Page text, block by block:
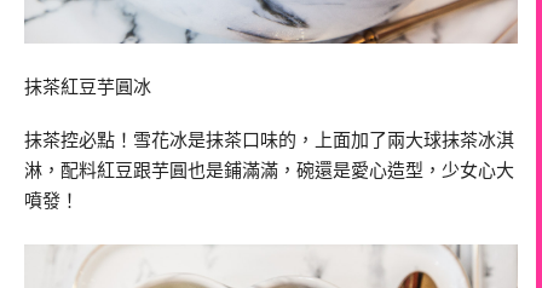
抹茶紅豆芋圓冰
抹茶控必點！雪花冰是抹茶口味的，上面加了兩大球抹茶冰淇
淋，配料紅豆跟芋圓也是鋪滿滿，碗還是愛心造型，少女心大
噴發！